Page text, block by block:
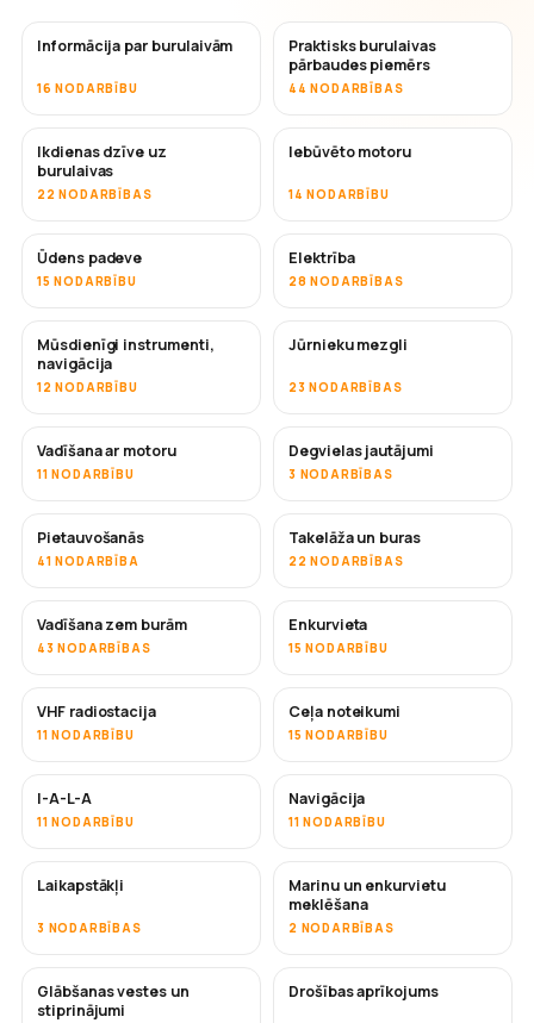
Informācija par burulaivām
16 NODARBĪBU
Praktisks burulaivas
pārbaudes piemērs
44 NODARBĪBAS
Ikdienas dzīve uz
burulaivas
22 NODARBĪBAS
Iebūvēto motoru
14 NODARBĪBU
Ūdens padeve
15 NODARBĪBU
Elektrība
28 NODARBĪBAS
Mūsdienīgi instrumenti,
navigācija
12 NODARBĪBU
Jūrnieku mezgli
23 NODARBĪBAS
Vadīšana ar motoru
11 NODARBĪBU
Degvielas jautājumi
3 NODARBĪBAS
Pietauvošanās
41 NODARBĪBA
Takelāža un buras
22 NODARBĪBAS
Vadīšana zem burām
43 NODARBĪBAS
Enkurvieta
15 NODARBĪBU
VHF radiostacija
11 NODARBĪBU
Ceļa noteikumi
15 NODARBĪBU
I-A-L-A
11 NODARBĪBU
Navigācija
11 NODARBĪBU
Laikapstākļi
3 NODARBĪBAS
Marinu un enkurvietu
meklēšana
2 NODARBĪBAS
Glābšanas vestes un
stiprinājumi
Drošības aprīkojums